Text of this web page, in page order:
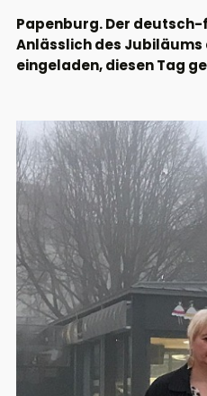
Papenburg. Der
Anlässlich des
eingeladen, diesen Tag